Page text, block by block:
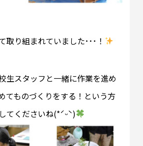
取り組まれていました･･･！
生スタッフと一緒に作業を進め
てものづくりをする！という方
てくださいね(*ˊᵕˋ)